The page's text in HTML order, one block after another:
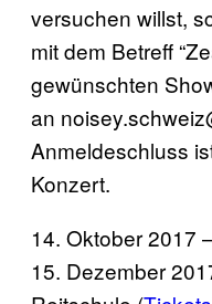
versuchen willst,
mit dem Betreff
gewünschten
an
Anmeldeschluss
Konzert.
14. Oktober 2017
15. Dezember